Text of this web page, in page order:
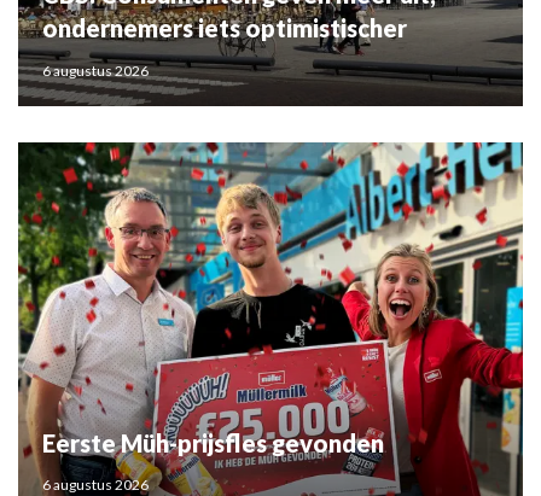
ondernemers iets optimistischer
6 augustus 2026
Eerste Müh-prijsfles gevonden
6 augustus 2026